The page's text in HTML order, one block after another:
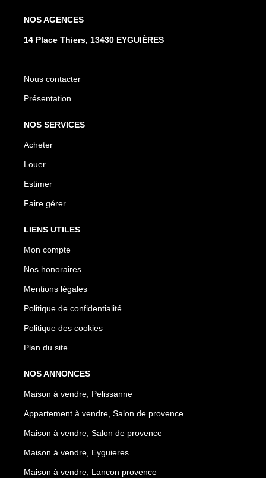
NOS AGENCES
14 Place Thiers, 13430 EYGUIÈRES
Nous contacter
Présentation
NOS SERVICES
Acheter
Louer
Estimer
Faire gérer
LIENS UTILES
Mon compte
Nos honoraires
Mentions légales
Politique de confidentialité
Politique des cookies
Plan du site
NOS ANNONCES
Maison à vendre, Pelissanne
Appartement à vendre, Salon de provence
Maison à vendre, Salon de provence
Maison à vendre, Eyguieres
Maison à vendre, Lancon provence